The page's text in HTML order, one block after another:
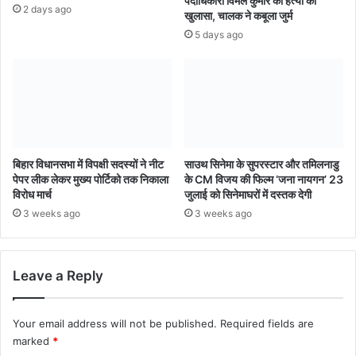
2 days ago
खुलासा, चालक ने कबूला जुर्म
5 days ago
बिहार विधानसभा में विपक्षी सदस्यों ने नीट
पेपर लीक लेकर मुख्य पोर्टिको तक निकाला
विरोध मार्च
3 weeks ago
साउथ सिनेमा के सुपरस्टार और तमिलनाडु
के CM विजय की फिल्म ‘जना नायगन’ 23
जुलाई को सिनेमाघरों में दस्तक देगी
3 weeks ago
Leave a Reply
Your email address will not be published. Required fields are
marked *